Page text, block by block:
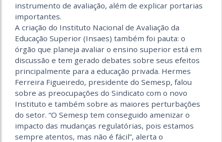
instrumento de avaliação, além de explicar portarias
importantes.
A criação do Instituto Nacional de Avaliação da
Educação Superior (Insaes) também foi pauta: o
órgão que planeja avaliar o ensino superior está em
discussão e tem gerado debates sobre seus efeitos
principalmente para a educação privada. Hermes
Ferreira Figueiredo, presidente do Semesp, falou
sobre as preocupações do Sindicato com o novo
Instituto e também sobre as maiores perturbações
do setor. “O Semesp tem conseguido amenizar o
impacto das mudanças regulatórias, pois estamos
sempre atentos, mas não é fácil”, alerta o